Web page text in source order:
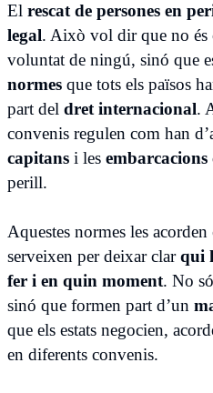
El rescat de persones en
legal. Això vol dir que no és
voluntat de ningú, sinó que
normes que tots els països
part del dret internacional.
convenis regulen com han
capitans i les embarcacions
perill.
Aquestes normes les
serveixen per deixar clar qui
fer i en quin moment. No
sinó que formen part d’un
que els estats negocien,
en diferents convenis.